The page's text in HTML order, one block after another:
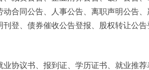
合同公告、人事公告、离职声明公告、
登、债券催收公告登报、股权转让公
协议书、报到证、学历证书、就业推